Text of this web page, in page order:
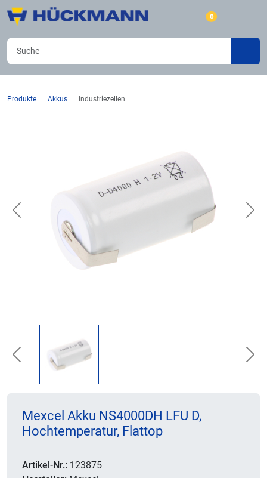
0
Produkte Akkus Industriezellen
Previous
Previous
Mexcel Akku NS4000DH LFU D,
Hochtemperatur, Flattop
Artikel-Nr.: 123875